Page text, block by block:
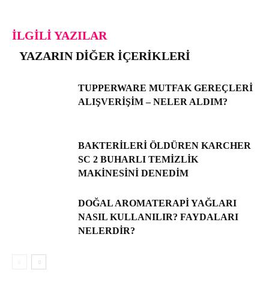
İLGILI YAZILAR
YAZARIN DIĞER İÇERIKLERI
TUPPERWARE MUTFAK GEREÇLERI
ALIŞVERIŞIM – NELER ALDIM?
BAKTERILERI ÖLDÜREN KARCHER
SC 2 BUHARLI TEMIZLIK
MAKINESINI DENEDIM
DOĞAL AROMATERAPI YAĞLARI
NASIL KULLANILIR? FAYDALARI
NELERDIR?